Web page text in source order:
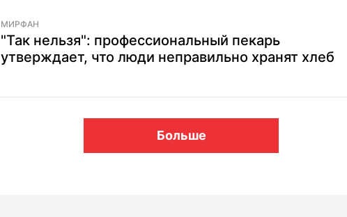
МИРФАН
"Так нельзя": профессиональный пекарь
утверждает, что люди неправильно хранят хлеб
Больше